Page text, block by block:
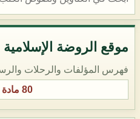
موقع الروضة الإسلامية
فهرس المؤلفات والرحلات
80 مادة متاحة